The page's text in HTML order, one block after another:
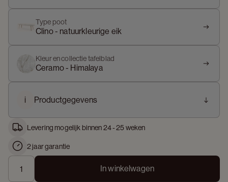
Type poot
Clino - natuurkleurige eik
Kleur en collectie tafelblad
Ceramo - Himalaya
i Productgegevens
Levering mogelijk binnen 24 - 25 weken
2 jaar garantie
In winkelwagen